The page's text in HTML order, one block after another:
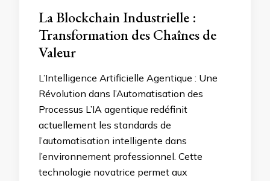
La Blockchain Industrielle :
Transformation des Chaînes de
Valeur
L’Intelligence Artificielle Agentique : Une
Révolution dans l’Automatisation des
Processus L’IA agentique redéfinit
actuellement les standards de
l’automatisation intelligente dans
l’environnement professionnel. Cette
technologie novatrice permet aux